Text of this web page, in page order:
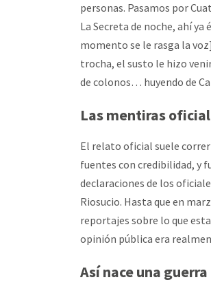
personas. Pasamos por
La Secreta de noche, ahí
momento se le rasga la
trocha, el susto le hizo
de colonos… huyendo de
Las mentiras
El relato oficial suele
fuentes con credibilidad, y
declaraciones de los
Riosucio. Hasta que en
reportajes sobre lo que
opinión pública era
Así nace una guerra